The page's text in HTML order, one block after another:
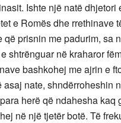
Ishte një natë dhjetori
e Romës dhe rrethinave
prisnin me padurim, sa
shtrënguar në kraharor
bashkohej me ajrin e
nate, shndërroheshin
herë që ndahesha kaq
në një tjetër botë. Të